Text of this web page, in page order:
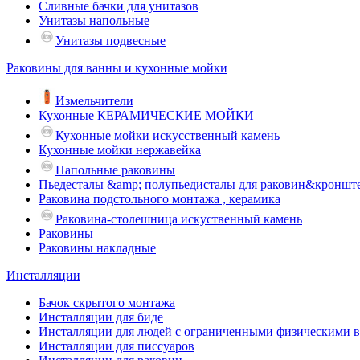
Сливные бачки для унитазов
Унитазы напольные
Унитазы подвесные
Раковины для ванны и кухонные мойки
Измельчители
Кухонные КЕРАМИЧЕСКИЕ МОЙКИ
Кухонные мойки искусственный камень
Кухонные мойки нержавейка
Напольные раковины
Пьедесталы &amp; полупьедисталы для
Раковина подстольного монтажа , керамика
Раковина-столешница искуственный камень
Раковины
Раковины накладные
Инсталляции
Бачок скрытого монтажа
Инсталляции для биде
Инсталляции для людей с ограниченными физическими
Инсталляции для писсуаров